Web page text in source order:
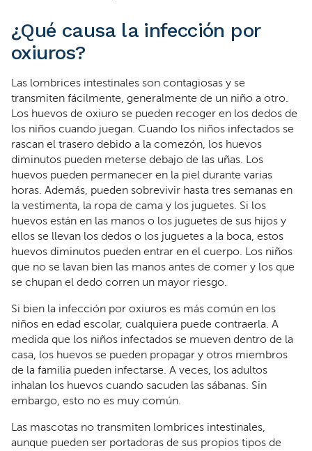
¿Qué causa la infección por
oxiuros?
Las lombrices intestinales son contagiosas y se
transmiten fácilmente, generalmente de un niño a otro.
Los huevos de oxiuro se pueden recoger en los dedos de
los niños cuando juegan. Cuando los niños infectados se
rascan el trasero debido a la comezón, los huevos
diminutos pueden meterse debajo de las uñas. Los
huevos pueden permanecer en la piel durante varias
horas. Además, pueden sobrevivir hasta tres semanas en
la vestimenta, la ropa de cama y los juguetes. Si los
huevos están en las manos o los juguetes de sus hijos y
ellos se llevan los dedos o los juguetes a la boca, estos
huevos diminutos pueden entrar en el cuerpo. Los niños
que no se lavan bien las manos antes de comer y los que
se chupan el dedo corren un mayor riesgo.
Si bien la infección por oxiuros es más común en los
niños en edad escolar, cualquiera puede contraerla. A
medida que los niños infectados se mueven dentro de la
casa, los huevos se pueden propagar y otros miembros
de la familia pueden infectarse. A veces, los adultos
inhalan los huevos cuando sacuden las sábanas. Sin
embargo, esto no es muy común.
Las mascotas no transmiten lombrices intestinales,
aunque pueden ser portadoras de sus propios tipos de